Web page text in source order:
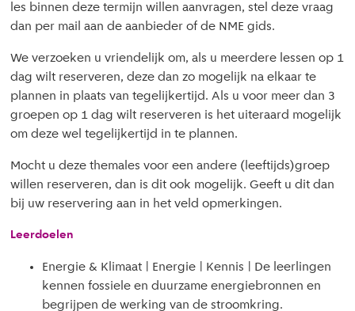
les binnen deze termijn willen aanvragen, stel deze vraag
dan per mail aan de aanbieder of de NME gids.
We verzoeken u vriendelijk om, als u meerdere lessen op 1
dag wilt reserveren, deze dan zo mogelijk na elkaar te
plannen in plaats van tegelijkertijd. Als u voor meer dan 3
groepen op 1 dag wilt reserveren is het uiteraard mogelijk
om deze wel tegelijkertijd in te plannen.
Mocht u deze themales voor een andere (leeftijds)groep
willen reserveren, dan is dit ook mogelijk. Geeft u dit dan
bij uw reservering aan in het veld opmerkingen.
Leerdoelen
Energie & Klimaat | Energie | Kennis | De leerlingen
kennen fossiele en duurzame energiebronnen en
begrijpen de werking van de stroomkring.